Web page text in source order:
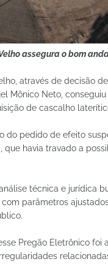
assegura o bom
através de decisão
Mônico Neto,
de cascalho
do pedido de efeito
que havia travado a
técnica e jurídica
parâmetros
Pregão Eletrônico